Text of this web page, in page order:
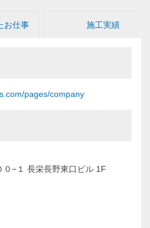
お仕事 施工実績
pages/company
−１ 長栄長野東口ビル 1F